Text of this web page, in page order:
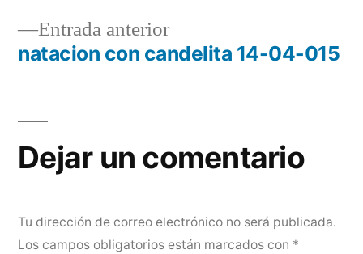
entradas
Entrada anteriorEntrada
anterior:
natacion con candelita 14-04-015
Dejar un comentario
Tu dirección de correo electrónico no será publicada.
Los campos obligatorios están marcados con *